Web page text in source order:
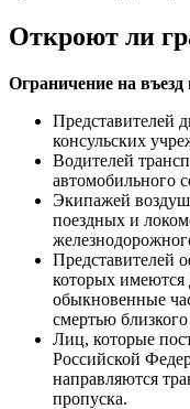
Откроют ли
Ограничение на
Представителей
консульских
Водителей
автомобильного
Экипажей
поездных и
Представителей
которых имеются
обыкновенные
смертью
Лиц, которые
Российской
направляются
пропуска.